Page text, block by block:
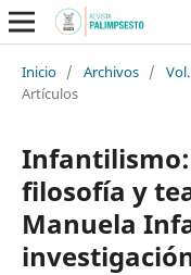
Inicio / Archivos /
Artículos
filosofía y
Manuela